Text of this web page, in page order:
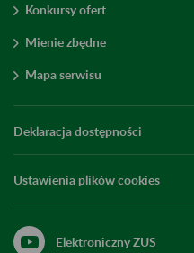
Konkursy ofert
Mienie zbędne
Mapa serwisu
Deklaracja dostępności
Ustawienia plików cookies
Elektroniczny ZUS